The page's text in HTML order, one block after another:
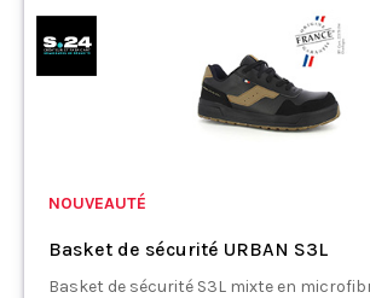
NOUVEAUTÉ
Basket de sécurité URBAN S3L
Basket de sécurité S3L mixte en